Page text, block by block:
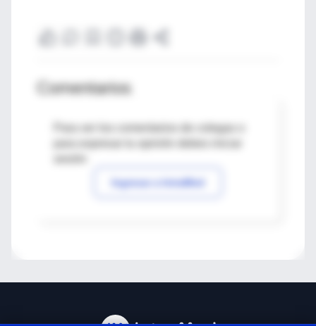
Comentarios
Para ver los comentarios de colegas o
Ingresar a IntraMed